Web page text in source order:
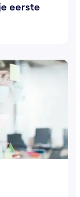
eerste